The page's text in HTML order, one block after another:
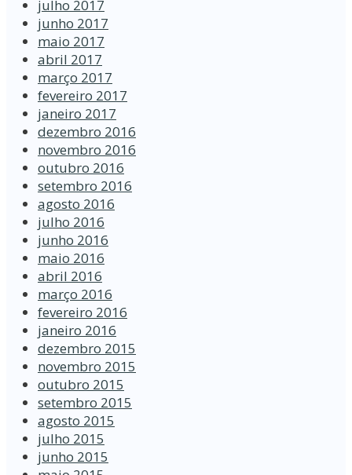
julho 2017
junho 2017
maio 2017
abril 2017
março 2017
fevereiro 2017
janeiro 2017
dezembro 2016
novembro 2016
outubro 2016
setembro 2016
agosto 2016
julho 2016
junho 2016
maio 2016
abril 2016
março 2016
fevereiro 2016
janeiro 2016
dezembro 2015
novembro 2015
outubro 2015
setembro 2015
agosto 2015
julho 2015
junho 2015